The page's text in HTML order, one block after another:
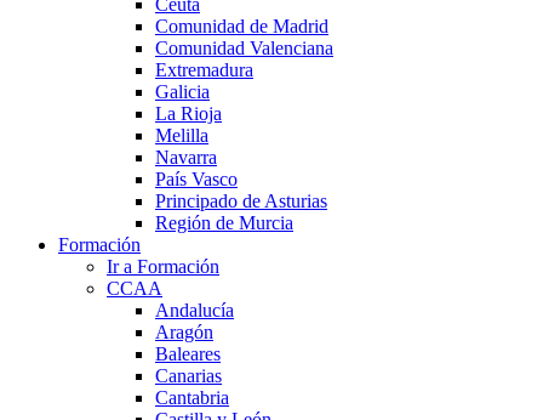
Comunidad de Madrid
Comunidad Valenciana
Extremadura
Galicia
La Rioja
Melilla
Navarra
País Vasco
Principado de Asturias
Región de Murcia
Formación
Ir a Formación
CCAA
Andalucía
Aragón
Baleares
Canarias
Cantabria